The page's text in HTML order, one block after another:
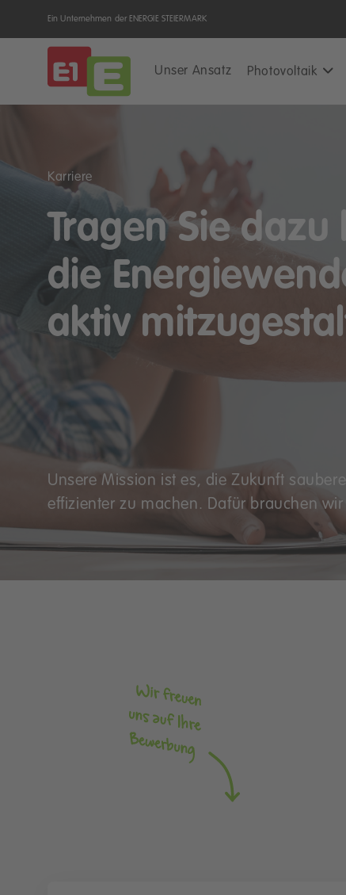
Ein Unternehmen der ENERGIE STEIERMARK
Unser Ansatz Photovoltaik
Karriere
Tragen Sie dazu
die
aktiv
Unsere Mission ist es, die Zukunft
effizienter zu machen. Dafür brauchen wir